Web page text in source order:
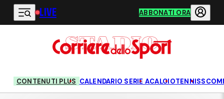
Vai al contenuto principale
LIVE ABBONATI ORA
CONTENUTI PLUS CALENDARIO SERIE ACALCIOTENNIS